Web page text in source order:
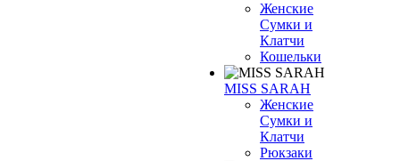
Женские
Сумки и
Клатчи
Кошельки
MISS SARAH
Женские
Сумки и
Клатчи
Рюкзаки